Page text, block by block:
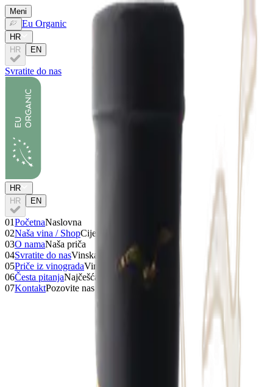
Meni
Eu Organic
HR
HR
EN
Svratite do nas
HR
HR
EN
01PočetnaNaslovna
02Naša vina / ShopCijela ponuda
03O namaNaša priča
04Svratite do nasVinska iskustva
05Priče iz vinogradaVinske priče
06Česta pitanjaNajčešća pitanja
07KontaktPozovite nas